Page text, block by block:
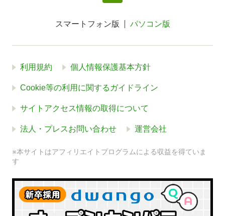
スマートフォン版 パソコン版
利用規約 個人情報保護基本方針
Cookie等の利用に関するガイドライン
サイトアクセス情報の取得について
法人・プレスお問い合わせ 運営会社
※本サイトはアフィリエイトプログラムによる収益を得ていま
す